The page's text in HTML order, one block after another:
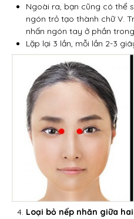
Ngoài ra, bạn cũng có thể
ngón trỏ tạo thành chữ V.
nhấn ngón tay ở phần
Lặp lại 3 lần, mỗi lần 2-3
Loại bỏ nếp nhăn giữa